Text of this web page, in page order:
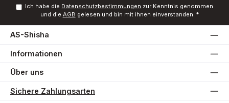
Ich habe die Datenschutzbestimmungen zur Kenntnis genommen
und die AGB gelesen und bin mit ihnen einverstanden. *
AS-Shisha
Informationen
Über uns
Sichere Zahlungsarten